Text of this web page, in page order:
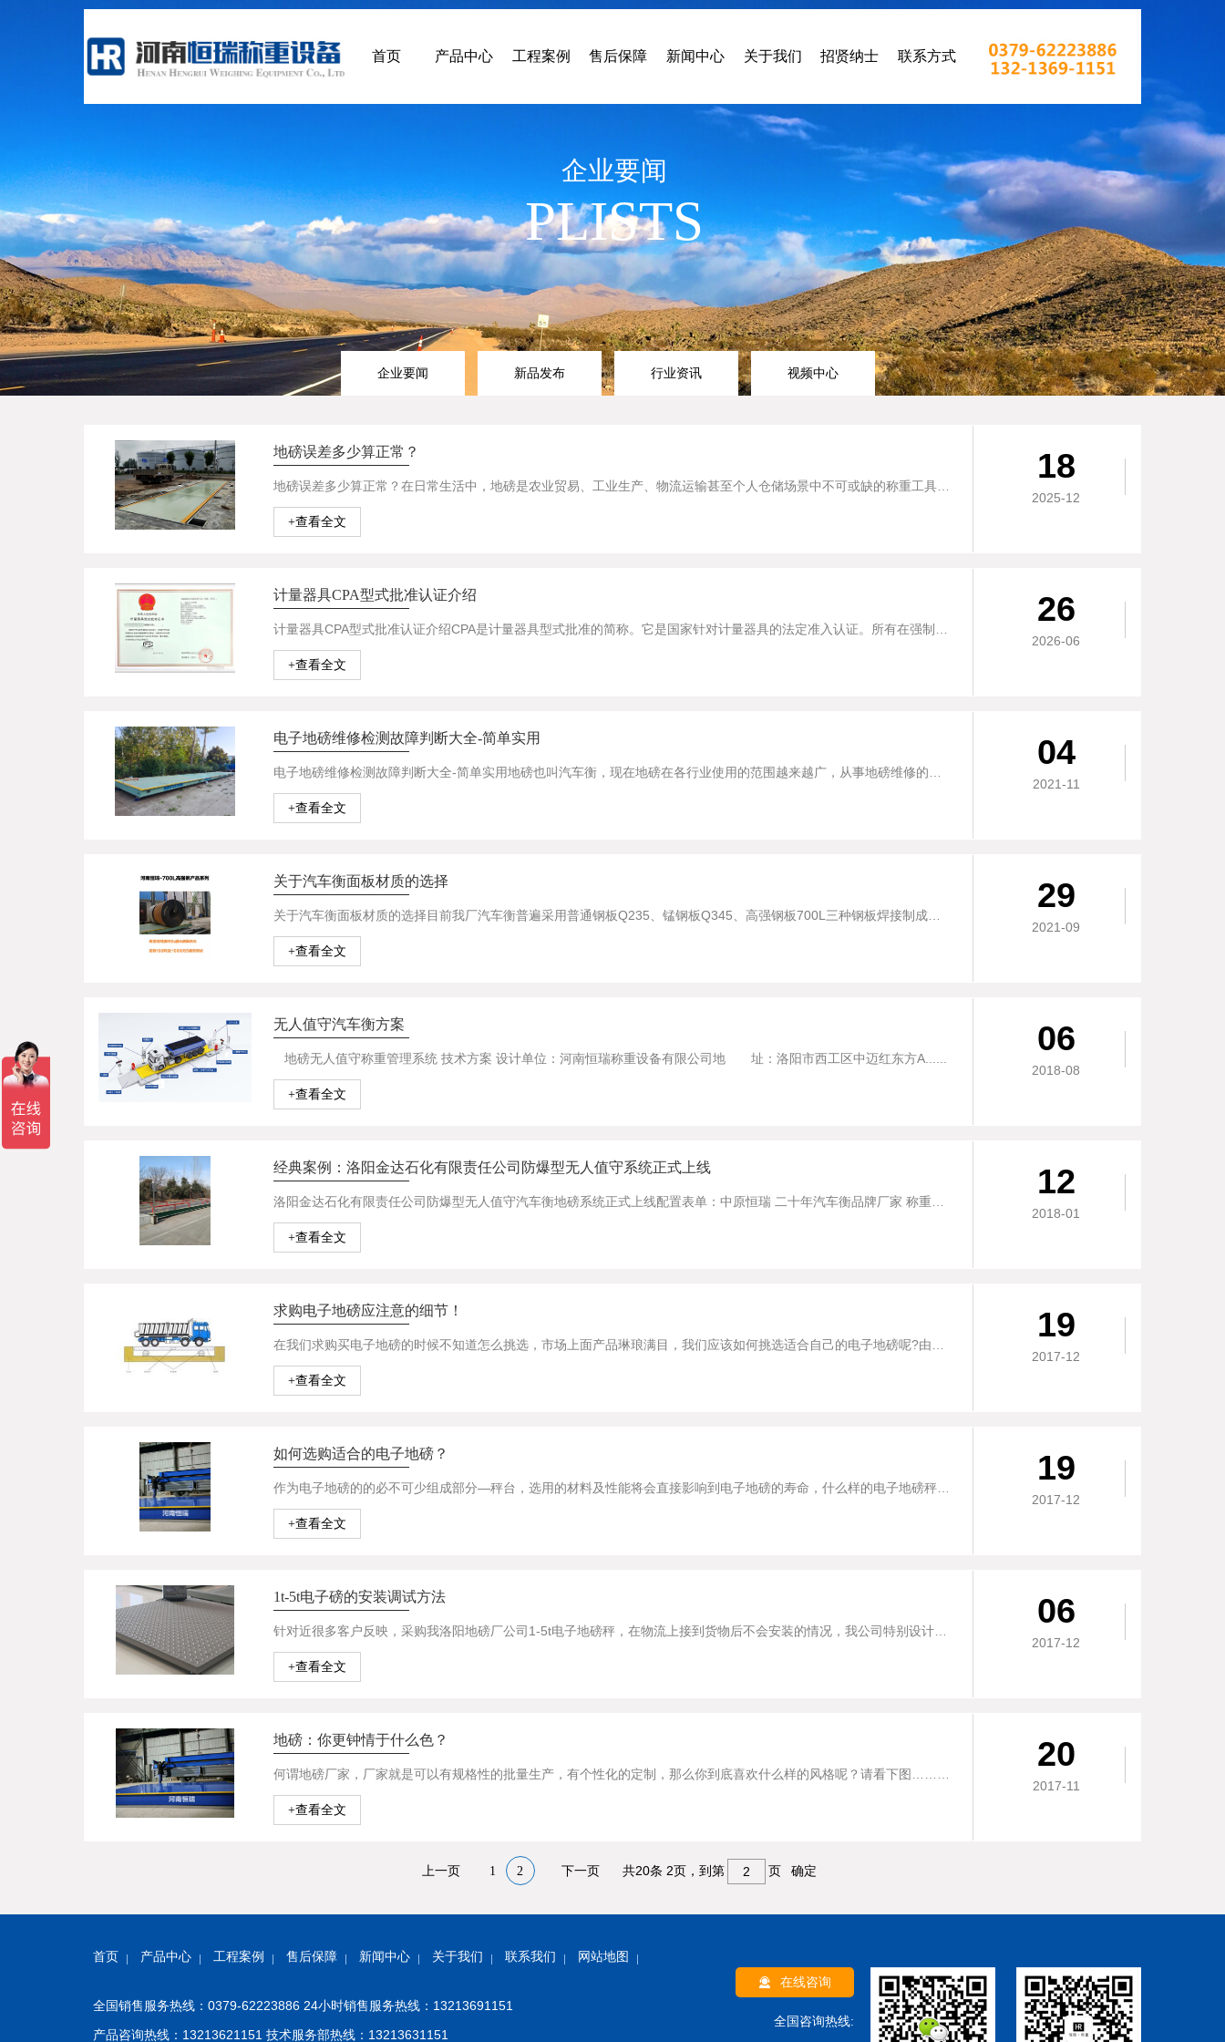
首页 产品中心 工程案例 售后保障 新闻中心 关于我们 招贤纳士 联系方式
企业要闻
PLISTS
企业要闻 新品发布 行业资讯 视频中心
地磅误差多少算正常？
地磅误差多少算正常？在日常生活中，地磅是农业贸易、工业生产、物流运输甚至个人仓储场景中不可或缺的称重工具。然而，许多使用者常常陷入“称重焦虑”——货物重量直接关......
+查看全文
18
2025-12
计量器具CPA型式批准认证介绍
+查看全文
26
2026-06
电子地磅维修检测故障判断大全-简单实用
+查看全文
04
2021-11
关于汽车衡面板材质的选择
关于汽车衡面板材质的选择目前我厂汽车衡普遍采用普通钢板Q235、锰钢板Q345、高强钢板700L三种钢板焊接制成，下面我们将这三种钢材的优缺点据以介绍，以便客户......
+查看全文
29
2021-09
无人值守汽车衡方案
地磅无人值守称重管理系统 技术方案 设计单位：河南恒瑞称重设备有限公司地 址：洛阳市西工区中迈红东方A......
+查看全文
06
2018-08
经典案例：洛阳金达石化有限责任公司防爆型无人值守系统正式上线
洛阳金达石化有限责任公司防爆型无人值守汽车衡地磅系统正式上线配置表单：中原恒瑞 二十年汽车衡品牌厂家 称重行业贴心管家 选河南恒瑞备注：所有线缆由镀锌钢管开槽走......
+查看全文
12
2018-01
求购电子地磅应注意的细节！
+查看全文
19
2017-12
如何选购适合的电子地磅？
作为电子地磅的的必不可少组成部分—秤台，选用的材料及性能将会直接影响到电子地磅的寿命，什么样的电子地磅秤台什么样的秤体才适合自己使用呢？这个问题已经成为选购洛阳......
+查看全文
19
2017-12
1t-5t电子磅的安装调试方法
针对近很多客户反映，采购我洛阳地磅厂公司1-5t电子地磅秤，在物流上接到货物后不会安装的情况，我公司特别设计了安装流程图，请各位用户，仔细阅读后，安装自己采购的......
+查看全文
06
2017-12
地磅：你更钟情于什么色？
+查看全文
20
2017-11
1 2 共20条 2页，到第 页 确定
首页 产品中心 工程案例 售后保障 新闻中心 关于我们 联系我们 网站地图
全国销售服务热线：0379-62223886 24小时销售服务热线：13213691151
产品咨询热线：13213621151 技术服务部热线：13213631151
在线咨询
全国咨询热线: